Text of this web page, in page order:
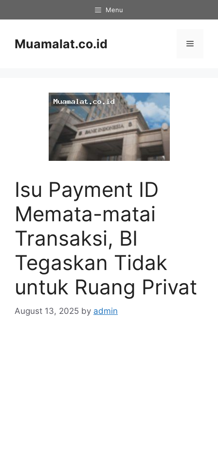
to
Menu
Muamalat.co.id Menu
Isu Payment ID
Memata-matai
Transaksi, BI
Tegaskan Tidak
untuk Ruang Privat
August 13, 2025 by admin